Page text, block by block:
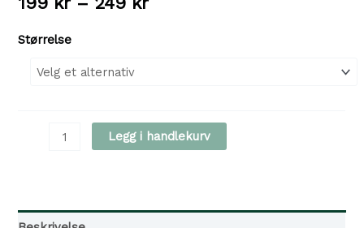
Størrelse
Halsbånd,
Legg i handlekurv